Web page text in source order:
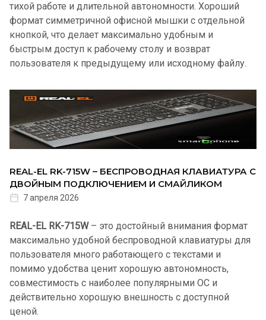
тихой работе и длительной автономности. Хороший
формат симметричной офисной мышки с отдельной
кнопкой, что делает максимально удобным и
быстрым доступ к рабочему столу и возврат
пользователя к предыдущему или исходному файлу.
REAL-EL RK-715W – БЕСПРОВОДНАЯ КЛАВИАТУРА С
ДВОЙНЫМ ПОДКЛЮЧЕНИЕМ И СМАЙЛИКОМ
7 апреля 2026
REAL-EL RK-715W– это достойный внимания формат
максимально удобной беспроводной клавиатуры для
пользователя много работающего с текстами и
помимо удобства ценит хорошую автономность,
совместимость с наиболее популярными ОС и
действительно хорошую внешность с доступной
ценой.